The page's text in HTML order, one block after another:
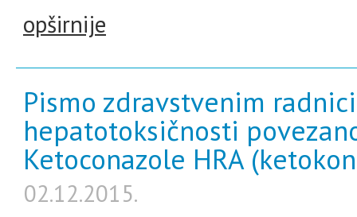
opširnije
Pismo zdravstvenim
hepatotoksičnosti
Ketoconazole HRA
02.12.2015.